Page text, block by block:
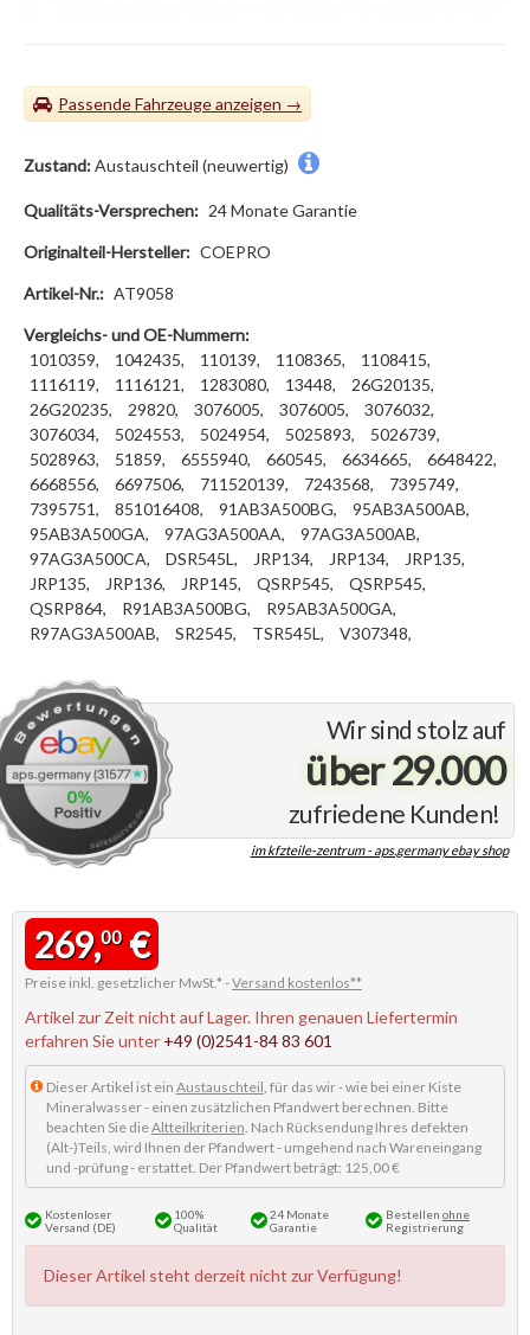
Passende Fahrzeuge
Wir sind stolz auf
über 29.000
zufriedene Kunden!
im kfzteile-zentrum - aps.germany ebay shop
Zustand:Austauschteil (neuwertig)
Qualitäts-Versprechen: 24 Monate Garantie
Originalteil-Hersteller: COEPRO
Artikel-Nr.: AT9058
Vergleichs- und OE-Nummern:
1010359,
1042435, 110139, 1108365,
1108415,
1116119,
1116121, 1283080, 13448,
26G20135,
26G20235,
29820, 3076005, 3076005,
3076032,
3076034,
5024553, 5024954, 5025893,
5026739,
5028963,
51859, 6555940, 660545, 6634665,
6648422,
6668556,
6697506, 711520139, 7243568,
7395749,
7395751,
851016408, 91AB3A500BG,
95AB3A500AB,
95AB3A500GA,
97AG3A500AA,
97AG3A500AB,
97AG3A500CA,
DSR545L, JRP134, JRP134,
JRP135,
JRP135,
JRP136, JRP145, QSRP545,
QSRP545,
QSRP864,
R91AB3A500BG,
R95AB3A500GA,
R97AG3A500AB,
SR2545, TSR545L, V307348,
269,00€
Preise inkl. gesetzlicher MwSt.* -Versand kostenlos**
Artikel zur Zeit nicht auf Lager. Ihren genauen Liefertermin
erfahren Sie unter +49 (0)2541-84 83 601
Dieser Artikel ist ein Austauschteil , für das wir - wie bei einer Kiste
Mineralwasser - einen zusätzlichen Pfandwert berechnen. Bitte
beachten Sie dieAltteilkriterien . Nach Rücksendung Ihres defekten
(Alt-)Teils, wird Ihnen der Pfandwert - umgehend nach Wareneingang
und -prüfung - erstattet. Der Pfandwert beträgt: 125,00 €
Kostenloser
Versand (DE)
100%
Qualität
24 Monate
Garantie
Bestellen ohne
Registrierung
Dieser Artikel steht derzeit nicht zur Verfügung!